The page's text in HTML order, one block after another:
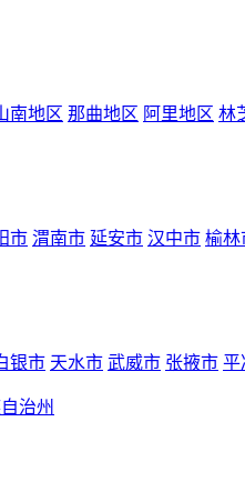
南地区 那曲地区 阿里地区 林
市 渭南市 延安市 汉中市 榆林
银市 天水市 武威市 张掖市 平
治州